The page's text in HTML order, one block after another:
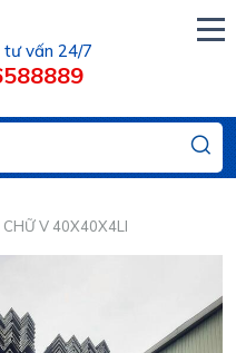
vấn 24/7
V 40X40X4LI